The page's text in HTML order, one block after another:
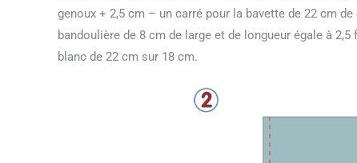
genoux + 2,5 cm – un carré pour la bavette de 22 cm
bandoulière de 8 cm de large et de longueur égale à
blanc de 22 cm sur 18 cm.